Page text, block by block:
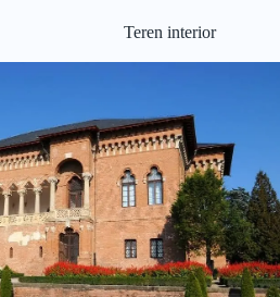
Teren interior